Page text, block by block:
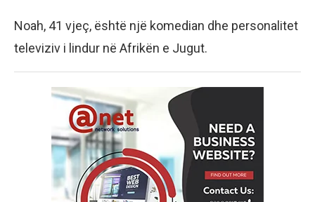
Noah, 41 vjeç, është një komedian dhe personalitet
televiziv i lindur në Afrikën e Jugut.